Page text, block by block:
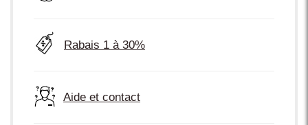
Rabais 1 à 30%
Aide et contact